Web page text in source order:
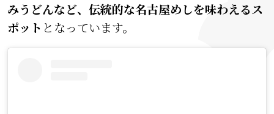
みうどんなど、伝統的な名古屋めしを味わえるス
ポット となっています。